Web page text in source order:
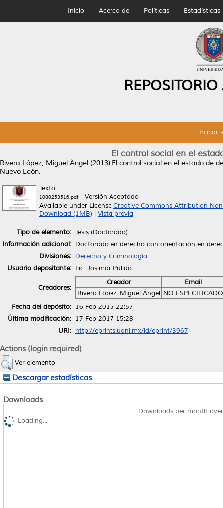
Inicio Acerca de Políticas Estadísticas
Iniciar
El control social en el
Rivera López, Miguel Ángel (2013) El control social en el estado de
Nuevo León.
Texto
1080253516.pdf- Versión Aceptada
Available under License Creative Commons Attribution
Download (1MB)
Vista previa
Tipo de elemento: Tesis (Doctorado)
Información adicional: Doctorado en derecho con orientación en
Divisiones: Derecho y Criminología
Usuario depositante: Lic. Josimar Pulido
Creadores:
Creador
Email
Rivera López, Miguel Ángel NO ESPECIFICADO
Fecha del depósito: 16 Feb 2015 22:57
Última modificación: 17 Feb 2017 15:28
URI: http://eprints.uanl.mx/id/eprint/3967
Actions (login required)
Ver elemento
Descargar estadísticas
Downloads
Downloads per month
Loading...